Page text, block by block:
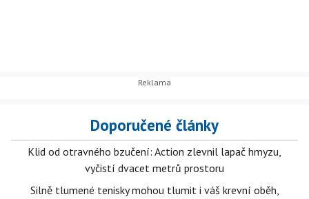
Doporučené články
Klid od otravného bzučení: Action zlevnil lapač hmyzu,
vyčistí dvacet metrů prostoru
Silně tlumené tenisky mohou tlumit i váš krevní oběh,